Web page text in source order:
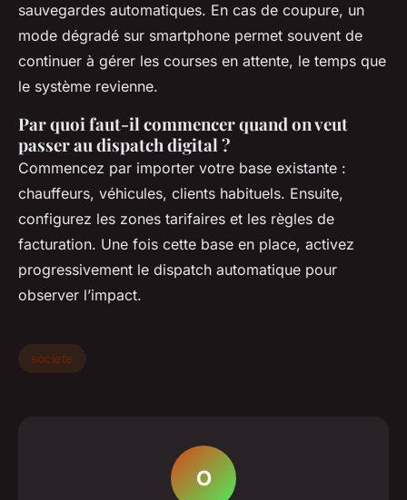
sauvegardes automatiques. En cas de coupure, un
mode dégradé sur smartphone permet souvent de
continuer à gérer les courses en attente, le temps que
le système revienne.
Par quoi faut-il commencer quand on veut
passer au dispatch digital ?
Commencez par importer votre base existante :
chauffeurs, véhicules, clients habituels. Ensuite,
configurez les zones tarifaires et les règles de
facturation. Une fois cette base en place, activez
progressivement le dispatch automatique pour
observer l’impact.
societe
O